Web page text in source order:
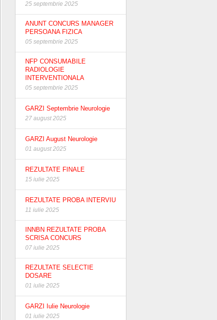
25 septembrie 2025
ANUNT CONCURS MANAGER
PERSOANA FIZICA
05 septembrie 2025
NFP CONSUMABILE
RADIOLOGIE
INTERVENTIONALA
05 septembrie 2025
GARZI Septembrie Neurologie
27 august 2025
GARZI August Neurologie
01 august 2025
REZULTATE FINALE
15 iulie 2025
REZULTATE PROBA INTERVIU
11 iulie 2025
INNBN REZULTATE PROBA
SCRISA CONCURS
07 iulie 2025
REZULTATE SELECTIE
DOSARE
01 iulie 2025
GARZI Iulie Neurologie
01 iulie 2025